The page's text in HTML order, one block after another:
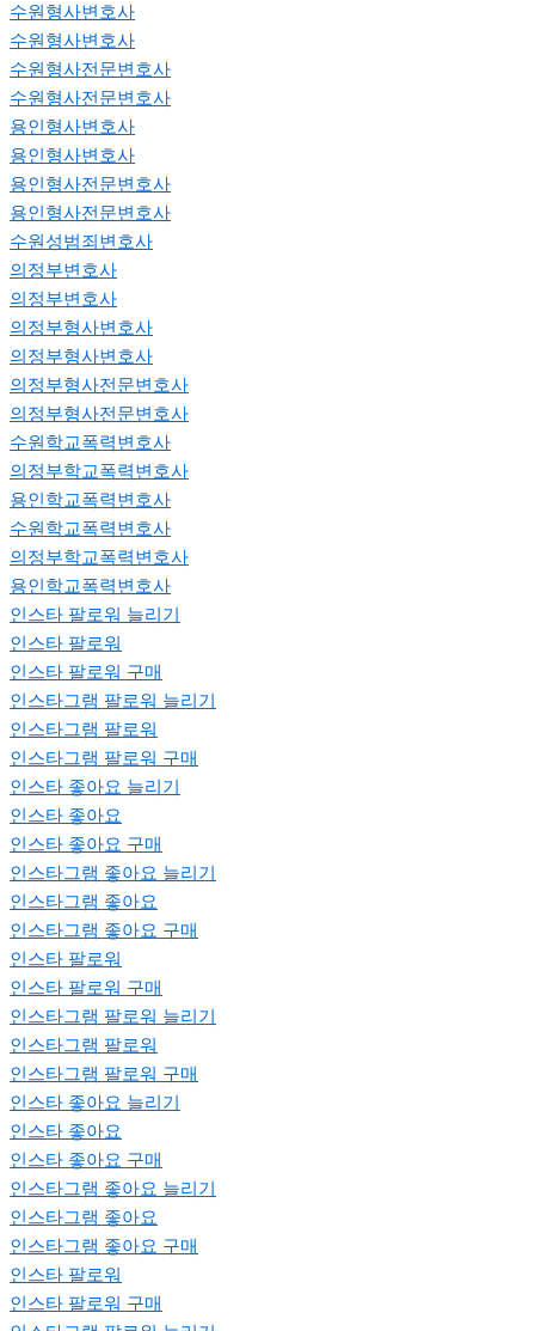
수원형사변호사
수원형사변호사
수원형사전문변호사
수원형사전문변호사
용인형사변호사
용인형사변호사
용인형사전문변호사
용인형사전문변호사
수원성범죄변호사
의정부변호사
의정부변호사
의정부형사변호사
의정부형사변호사
의정부형사전문변호사
의정부형사전문변호사
수원학교폭력변호사
의정부학교폭력변호사
용인학교폭력변호사
수원학교폭력변호사
의정부학교폭력변호사
용인학교폭력변호사
인스타 팔로워 늘리기
인스타 팔로워
인스타 팔로워 구매
인스타그램 팔로워 늘리기
인스타그램 팔로워
인스타그램 팔로워 구매
인스타 좋아요 늘리기
인스타 좋아요
인스타 좋아요 구매
인스타그램 좋아요 늘리기
인스타그램 좋아요
인스타그램 좋아요 구매
인스타 팔로워
인스타 팔로워 구매
인스타그램 팔로워 늘리기
인스타그램 팔로워
인스타그램 팔로워 구매
인스타 좋아요 늘리기
인스타 좋아요
인스타 좋아요 구매
인스타그램 좋아요 늘리기
인스타그램 좋아요
인스타그램 좋아요 구매
인스타 팔로워
인스타 팔로워 구매